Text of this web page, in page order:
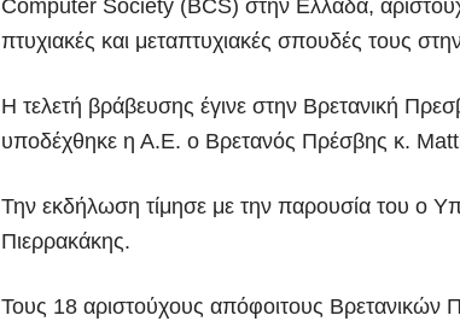
Computer Society (BCS) στην Ελλάδα,
πτυχιακές και μεταπτυχιακές σπουδές τους
Η τελετή βράβευσης έγινε στην Βρετανική
υποδέχθηκε η Α.Ε. ο Βρετανός Πρέσβης κ.
Την εκδήλωση τίμησε με την παρουσία του ο
Πιερρακάκης.
Τους 18 αριστούχους απόφοιτους
WEBMAIL ΠΟΛΙΤΙΚΗ ΑΠΟΡΡΗΤΟΥ
ΟΡΟΙ
©2026 ATH/TECH ALL RIGHTS RESERVED.